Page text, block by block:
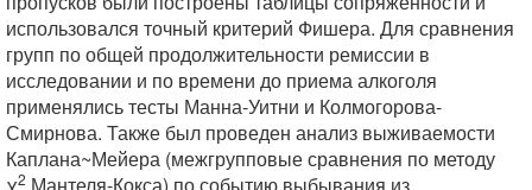
использовался точный критерий Фишера. Для сравнения
групп по общей продолжительности ремиссии в
исследовании и по времени до приема алкоголя
применялись тесты Манна-Уитни и Колмогорова-
Смирнова. Также был проведен анализ выживаемости
Каплана~Мейера (межгрупповые сравнения по методу
2